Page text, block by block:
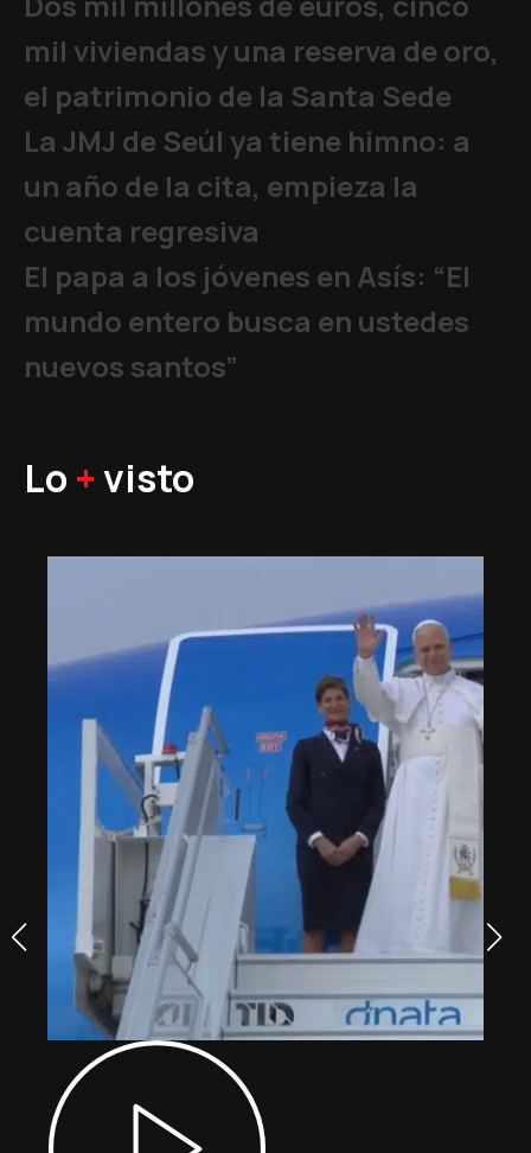
mil viviendas y una reserva de oro,
el patrimonio de la Santa Sede
La JMJ de Seúl ya tiene himno: a
un año de la cita, empieza la
cuenta regresiva
El papa a los jóvenes en Asís: “El
mundo entero busca en ustedes
nuevos santos”
Lo +visto